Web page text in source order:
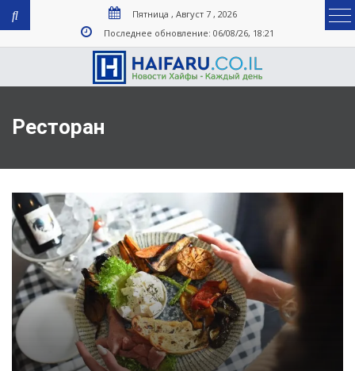
Пятница , Август 7 , 2026
Последнее обновление: 06/08/26, 18:21
Ресторан